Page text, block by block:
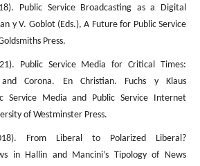
Public Service Broadcasting as a Digital
y V. Goblot (Eds.), A Future for Public Service
Press.
Public Service Media for Critical Times:
and Corona. En Christian. Fuchs y Klaus
Service Media and Public Service Internet
of Westminster Press.
From Liberal to Polarized Liberal?
in Hallin and Mancini’s Tipology of News